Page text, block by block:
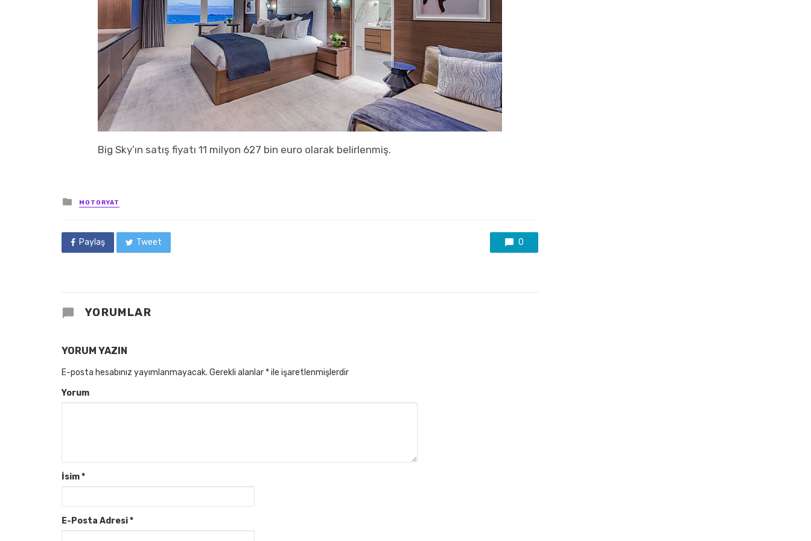
Big Sky’ın satış fiyatı 11 milyon 627 bin euro olarak belirlenmiş.
Posted
in
MOTORYAT
Paylaş Tweet 0
YORUMLAR
YORUM YAZIN
E-posta hesabınız yayımlanmayacak. Gerekli alanlar *ile işaretlenmişlerdir
Yorum
İsim*
E-Posta Adresi*